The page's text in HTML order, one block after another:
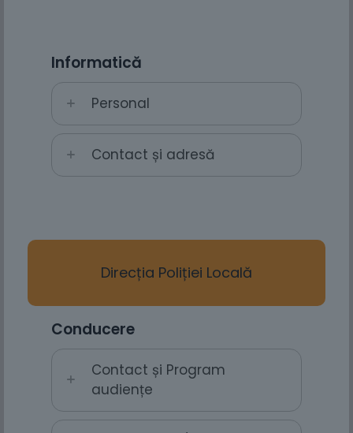
Informatică
Personal
Contact și adresă
Direcția Poliției Locală
Conducere
Contact și Program
audiențe